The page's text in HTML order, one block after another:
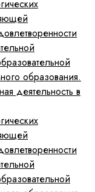
образования.
деятельность в